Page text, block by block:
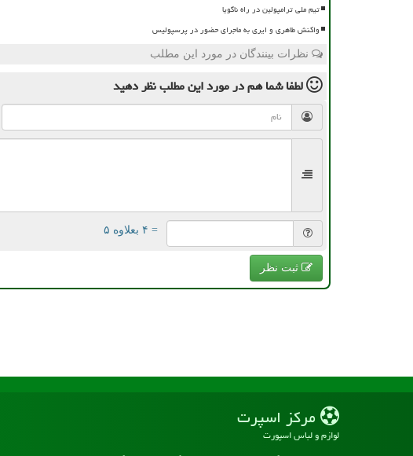
تیم ملی ترامپولین در راه ناگویا
واکنش طاهری و ایری به ماجرای حضور در پرسپولیس
نظرات بینندگان در مورد این مطلب
لطفا شما همدر مورد این مطلبنظر دهید
= ۴ بعلاوه ۵
ثبت نظر
مركز اسپرت
لوازم و لباس اسپورت